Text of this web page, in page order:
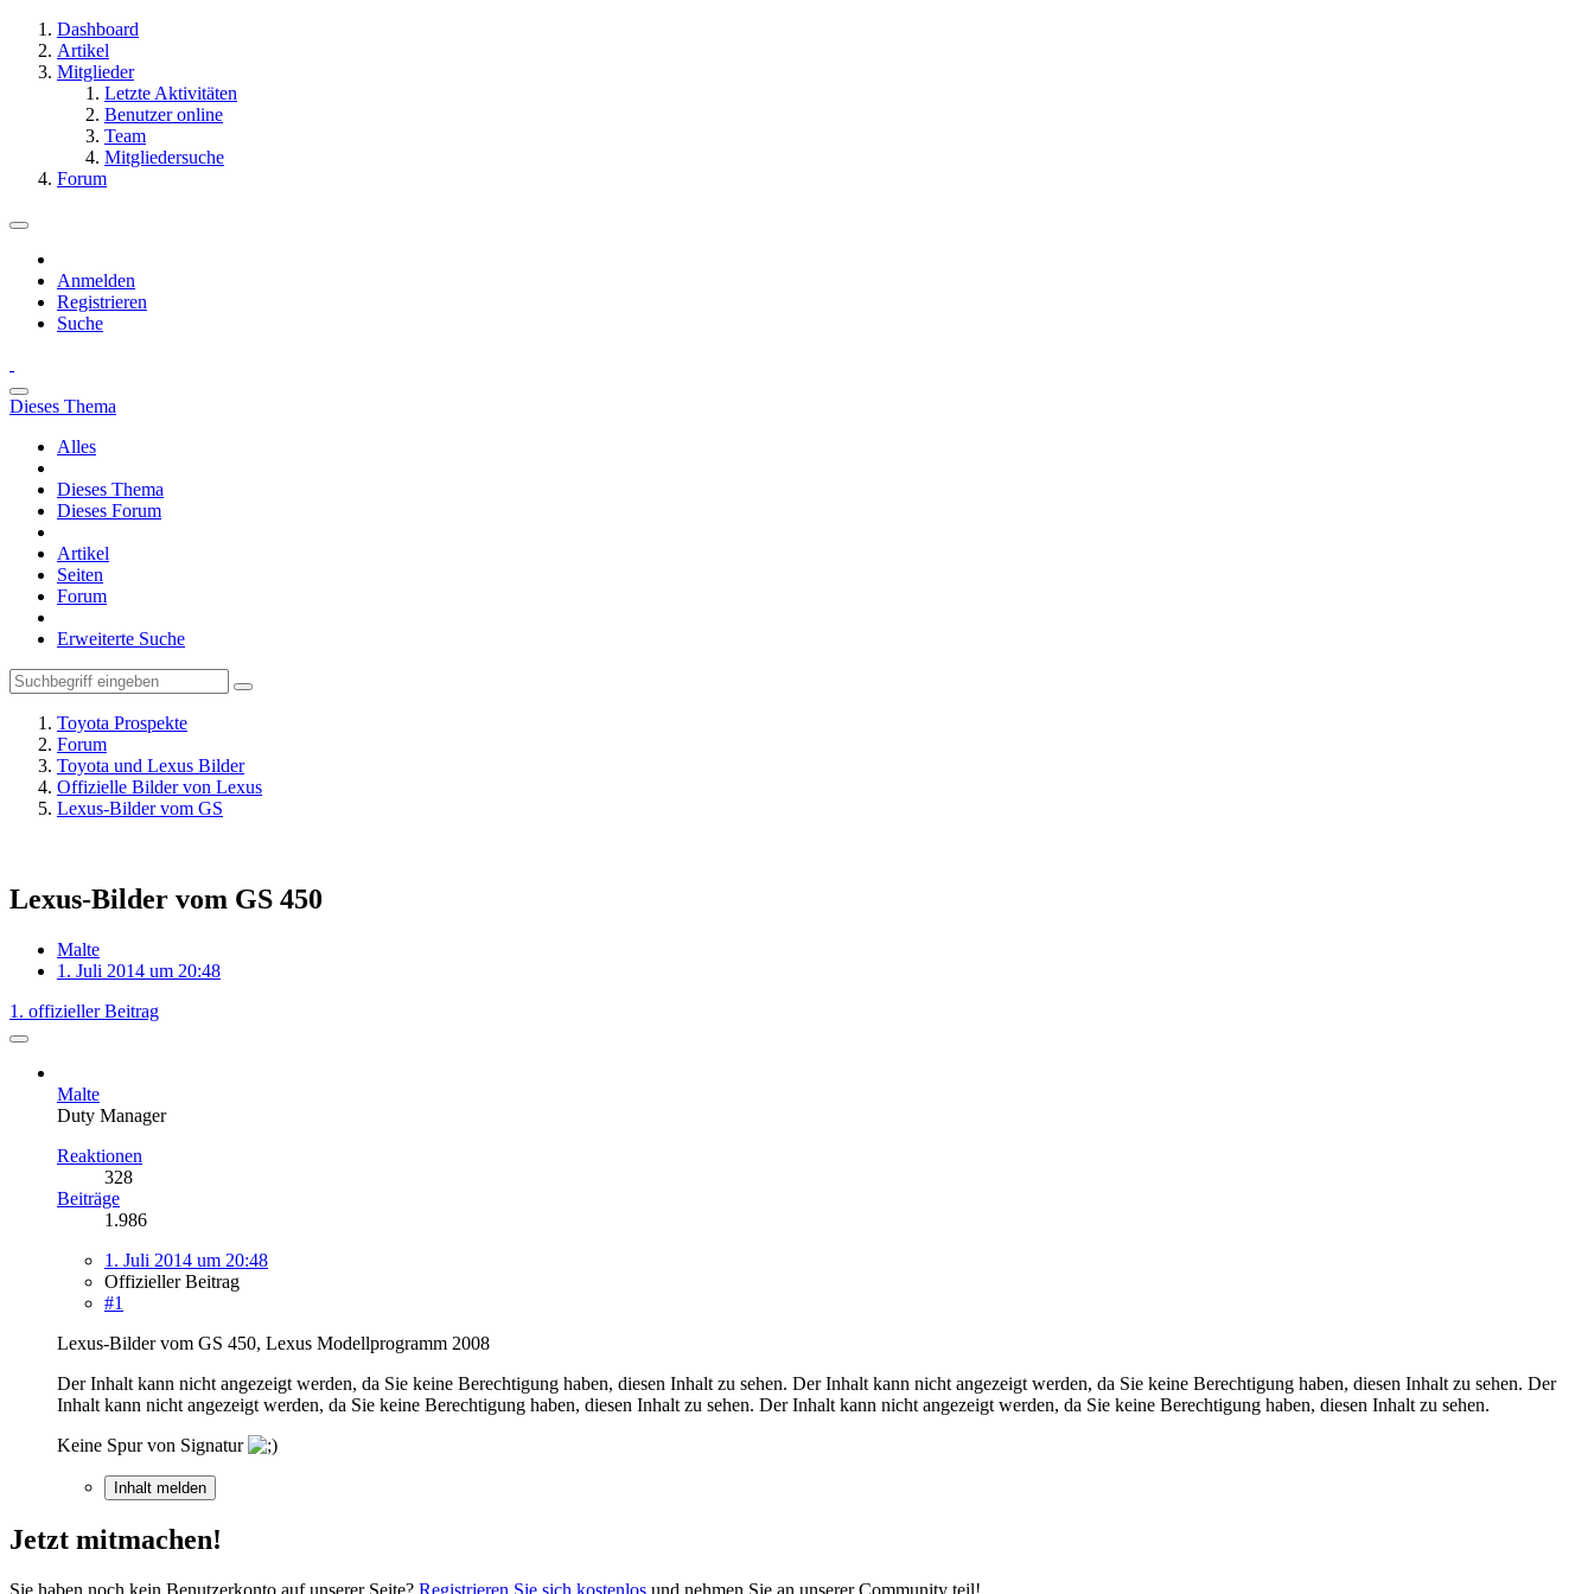
Dashboard
Artikel
Mitglieder
Letzte Aktivitäten
Benutzer online
Team
Mitgliedersuche
Forum
Anmelden
Registrieren
Suche
Dieses Thema
Alles
Dieses Thema
Dieses Forum
Artikel
Seiten
Forum
Erweiterte Suche
Toyota Prospekte
Forum
Toyota und Lexus Bilder
Offizielle Bilder von Lexus
Lexus-Bilder vom GS
Lexus-Bilder vom GS 450
Malte
1. Juli 2014 um 20:48
1. offizieller Beitrag
Malte
Duty Manager
Reaktionen
328
Beiträge
1.986
1. Juli 2014 um 20:48
Offizieller Beitrag
#1
Lexus-Bilder vom GS 450, Lexus Modellprogramm 2008
Der Inhalt kann nicht angezeigt werden, da Sie keine Berechtigung haben, diesen Inhalt zu sehen. Der Inhalt kann nicht angezeigt werden, da Sie keine Berechtigung haben, diesen Inhalt zu sehen. Der
Inhalt kann nicht angezeigt werden, da Sie keine Berechtigung haben, diesen Inhalt zu sehen. Der Inhalt kann nicht angezeigt werden, da Sie keine Berechtigung haben, diesen Inhalt zu sehen.
Keine Spur von Signatur
Inhalt melden
Jetzt mitmachen!
Sie haben noch kein Benutzerkonto auf unserer Seite? Registrieren Sie sich kostenlos und nehmen Sie an unserer Community teil!